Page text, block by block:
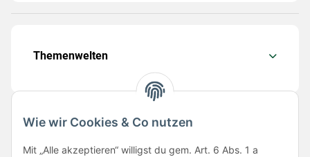
Wie wir Cookies & Co nutzen
Mit „Alle akzeptieren“ willigst du gem. Art. 6 Abs. 1 a
Themenwelten
Folge uns